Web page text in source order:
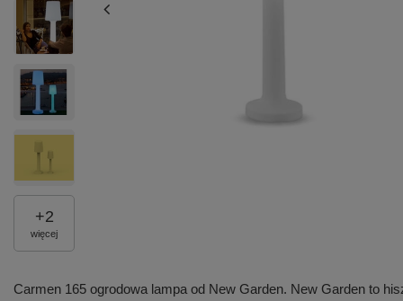
+2
więcej
Carmen 165 ogrodowa lampa od New Garden. New Garden to